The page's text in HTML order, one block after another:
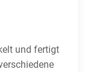
und fertigt